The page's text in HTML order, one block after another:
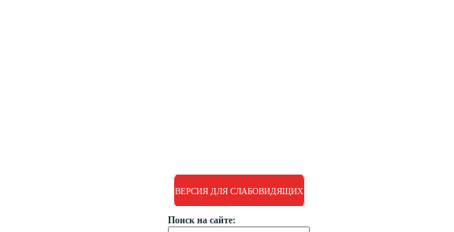
ВЕРСИЯ ДЛЯ СЛАБОВИДЯЩИХ
Поиск на сайте: